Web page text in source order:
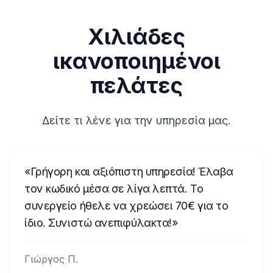
TCAAA0693J2098
TVPQN14640E50V
T00AM2221T0368
6802BD061074902
T0012010272666
T00713271P0162
την πληρωμή. Ο εκτιμώμενος χρόνος
παράδοσης θα εμφανιστεί στη σύνοψη
παραγγελίας στο επόμενο βήμα.
Χιλιάδες
ικανοποιημένοι
πελάτες
Δείτε τι λένε για την υπηρεσία μας.
Γρήγορη και αξιόπιστη υπηρεσία! Έλαβα
τον κωδικό μέσα σε λίγα λεπτά. Το
συνεργείο ήθελε να χρεώσει 70€ για το
ίδιο. Συνιστώ ανεπιφύλακτα!
Γιώργος Π.